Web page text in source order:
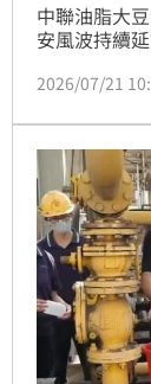
中聯油脂大
安風波持續
查，確認問
估諮議會，
議，並於上
品及其相關
2026/07/21